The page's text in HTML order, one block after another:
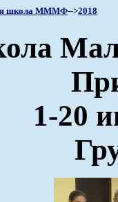
школа МММФ-->2018
1-20